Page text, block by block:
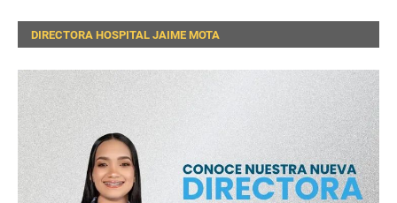
DIRECTORA HOSPITAL JAIME MOTA